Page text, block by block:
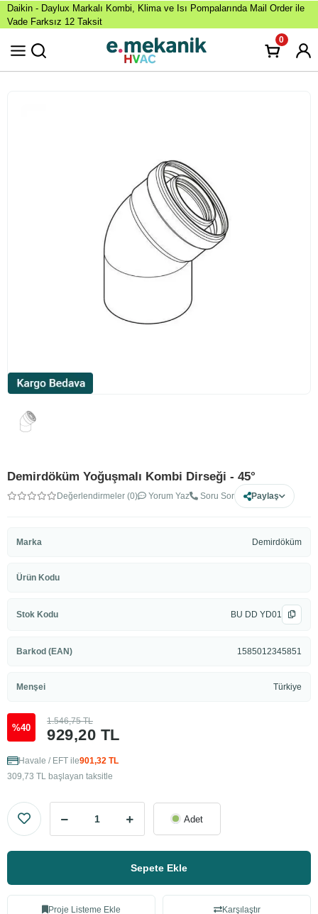
Daikin - Daylux Markalı Kombi, Klima ve Isı Pompalarında Mail Order ile
Vade Farksız 12 Taksit
0
Demirdöküm Yoğuşmalı Kombi Dirseği - 45°
Değerlendirmeler (0) Yorum Yaz Soru Sor Paylaş
Marka Demirdöküm
Ürün Kodu
Stok Kodu BU DD YD01
Barkod (EAN) 1585012345851
Menşei Türkiye
%40 929,20 TL
1.546,75 TL
Havale / EFT ile901,32 TL
309,73 TL başlayan taksitle
Adet
Sepete Ekle
Proje Listeme Ekle Karşılaştır